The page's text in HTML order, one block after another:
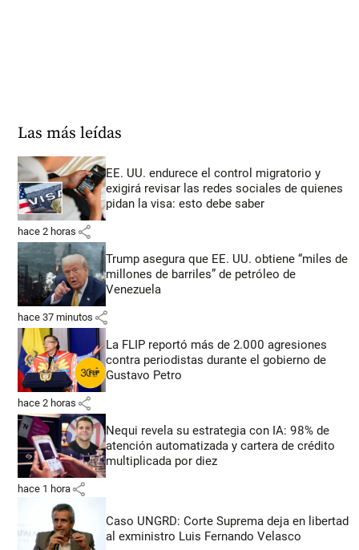
Las más leídas
EE. UU. endurece el control migratorio y
exigirá revisar las redes sociales de quienes
pidan la visa: esto debe saber
hace 2 horas share
Trump asegura que EE. UU. obtiene “miles de
millones de barriles” de petróleo de
Venezuela
hace 37 minutos share
La FLIP reportó más de 2.000 agresiones
contra periodistas durante el gobierno de
Gustavo Petro
hace 2 horas share
Nequi revela su estrategia con IA: 98% de
atención automatizada y cartera de crédito
multiplicada por diez
hace 1 hora share
Caso UNGRD: Corte Suprema deja en libertad
al exministro Luis Fernando Velasco